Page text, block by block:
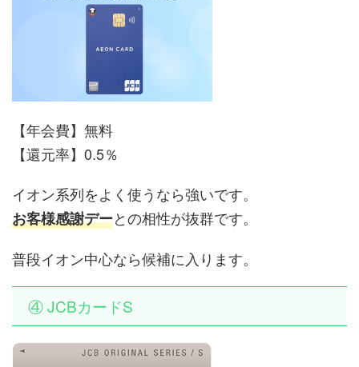
【年会費】無料
【還元率】0.5％
イオン系列をよく使うなら強いです。
お客様感謝デーとの相性が抜群です。
普段イオン中心なら候補に入ります。
④ JCBカードS